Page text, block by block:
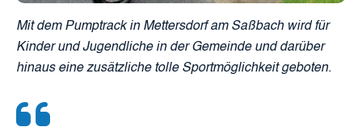
Mit dem Pumptrack in Mettersdorf am Saßbach wird für
Kinder und Jugendliche in der Gemeinde und darüber
hinaus eine zusätzliche tolle Sportmöglichkeit geboten.